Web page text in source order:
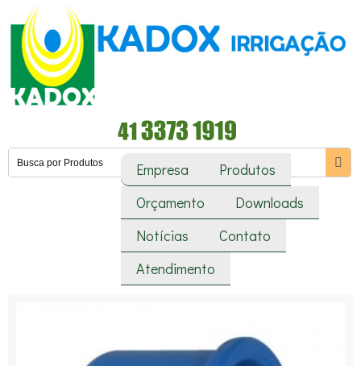
Empresa
Produtos
Orçamento
Downloads
Notícias
Contato
Atendimento